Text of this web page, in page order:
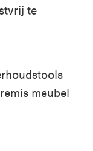
te
meubel